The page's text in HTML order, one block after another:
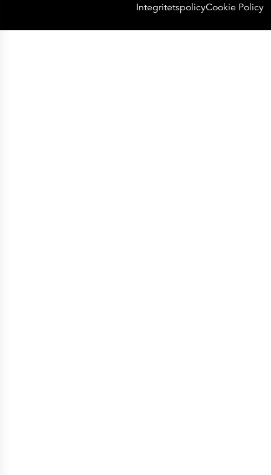
IntegritetspolicyCookie Policy